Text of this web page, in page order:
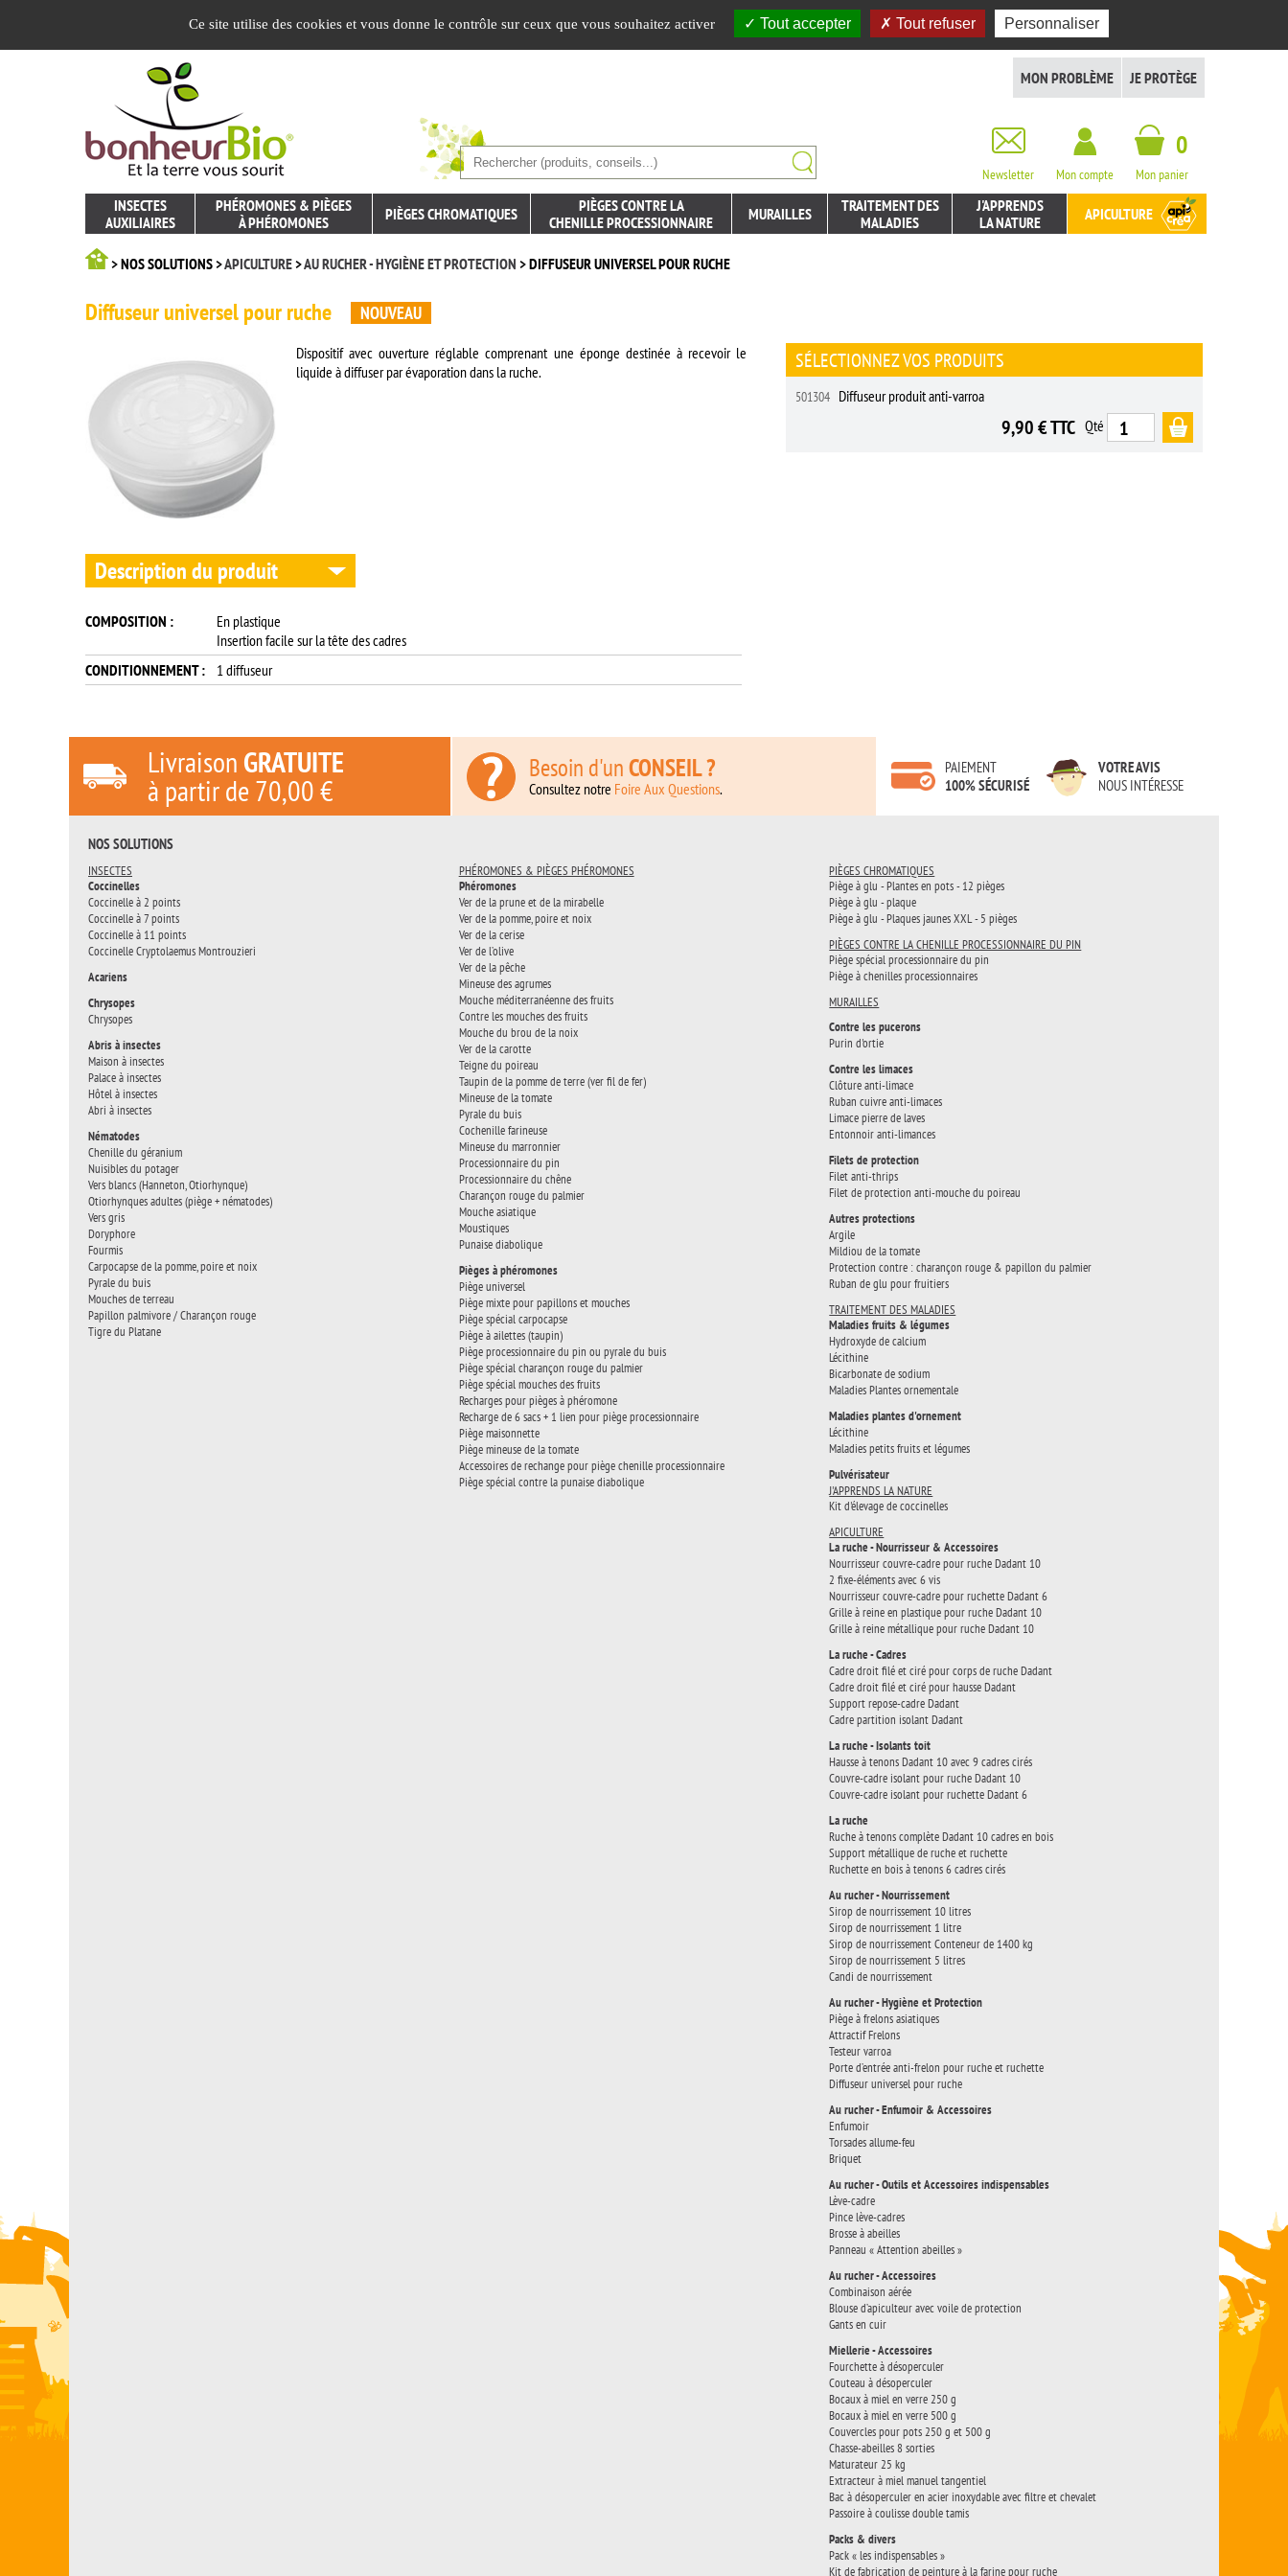
Newsletter Mon compte Mon panier
0
INSECTES
AUXILIAIRES
PHÉROMONES & PIÈGES
À PHÉROMONES
PIÈGES CHROMATIQUES
PIÈGES CONTRE LA
CHENILLE PROCESSIONNAIRE
MURAILLES
TRAITEMENT DES
MALADIES
J'APPRENDS
LA NATURE
APICULTURE
MON PROBLÈME JE PROTÈGE
> NOS SOLUTIONS >APICULTURE>AU RUCHER - HYGIÈNE ET PROTECTION > DIFFUSEUR UNIVERSEL POUR RUCHE
Diffuseur universel pour ruche NOUVEAU
Dispositif avec ouverture réglable comprenant une éponge destinée à recevoir le
liquide à diffuser par évaporation dans la ruche.
SÉLECTIONNEZ VOS PRODUITS
501304 Diffuseur produit anti-varroa
9,90 € TTC Qté
Description du produit
COMPOSITION :
En plastique
Insertion facile sur la tête des cadres
CONDITIONNEMENT :
1 diffuseur
Livraison GRATUITE
à partir de 70,00 €
Besoin d'unCONSEIL ?
Consultez notre Foire Aux Questions.
PAIEMENT
100% SÉCURISÉ
VOTRE AVIS
NOUS INTÉRESSE
NOS SOLUTIONS
INSECTES
Coccinelles
Coccinelle à 2 points
Coccinelle à 7 points
Coccinelle à 11 points
Coccinelle Cryptolaemus Montrouzieri
Acariens
Chrysopes
Chrysopes
Abris à insectes
Maison à insectes
Palace à insectes
Hôtel à insectes
Abri à insectes
Nématodes
Chenille du géranium
Nuisibles du potager
Vers blancs (Hanneton, Otiorhynque)
Otiorhynques adultes (piège + nématodes)
Vers gris
Doryphore
Fourmis
Carpocapse de la pomme, poire et noix
Pyrale du buis
Mouches de terreau
Papillon palmivore / Charançon rouge
Tigre du Platane
PHÉROMONES & PIÈGES PHÉROMONES
Phéromones
Ver de la prune et de la mirabelle
Ver de la pomme, poire et noix
Ver de la cerise
Ver de l’olive
Ver de la pêche
Mineuse des agrumes
Mouche méditerranéenne des fruits
Contre les mouches des fruits
Mouche du brou de la noix
Ver de la carotte
Teigne du poireau
Taupin de la pomme de terre (ver fil de fer)
Mineuse de la tomate
Pyrale du buis
Cochenille farineuse
Mineuse du marronnier
Processionnaire du pin
Processionnaire du chêne
Charançon rouge du palmier
Mouche asiatique
Moustiques
Punaise diabolique
Pièges à phéromones
Piège universel
Piège mixte pour papillons et mouches
Piège spécial carpocapse
Piège à ailettes (taupin)
Piège processionnaire du pin ou pyrale du buis
Piège spécial charançon rouge du palmier
Piège spécial mouches des fruits
Recharges pour pièges à phéromone
Recharge de 6 sacs + 1 lien pour piège processionnaire
Piège maisonnette
Piège mineuse de la tomate
Accessoires de rechange pour piège chenille processionnaire
Piège spécial contre la punaise diabolique
PIÈGES CHROMATIQUES
Piège à glu - Plantes en pots - 12 pièges
Piège à glu - plaque
Piège à glu - Plaques jaunes XXL - 5 pièges
PIÈGES CONTRE LA CHENILLE PROCESSIONNAIRE DU PIN
Piège spécial processionnaire du pin
Piège à chenilles processionnaires
MURAILLES
Contre les pucerons
Purin d'ortie
Contre les limaces
Clôture anti-limace
Ruban cuivre anti-limaces
Limace pierre de laves
Entonnoir anti-limances
Filets de protection
Filet anti-thrips
Filet de protection anti-mouche du poireau
Autres protections
Argile
Mildiou de la tomate
Protection contre : charançon rouge & papillon du palmier
Ruban de glu pour fruitiers
TRAITEMENT DES MALADIES
Maladies fruits & légumes
Hydroxyde de calcium
Lécithine
Bicarbonate de sodium
Maladies Plantes ornementale
Maladies plantes d'ornement
Lécithine
Maladies petits fruits et légumes
Pulvérisateur
J'APPRENDS LA NATURE
Kit d'élevage de coccinelles
APICULTURE
La ruche - Nourrisseur & Accessoires
Nourrisseur couvre-cadre pour ruche Dadant 10
2 fixe-éléments avec 6 vis
Nourrisseur couvre-cadre pour ruchette Dadant 6
Grille à reine en plastique pour ruche Dadant 10
Grille à reine métallique pour ruche Dadant 10
La ruche - Cadres
Cadre droit filé et ciré pour corps de ruche Dadant
Cadre droit filé et ciré pour hausse Dadant
Support repose-cadre Dadant
Cadre partition isolant Dadant
La ruche - Isolants toit
Hausse à tenons Dadant 10 avec 9 cadres cirés
Couvre-cadre isolant pour ruche Dadant 10
Couvre-cadre isolant pour ruchette Dadant 6
La ruche
Ruche à tenons complète Dadant 10 cadres en bois
Support métallique de ruche et ruchette
Ruchette en bois à tenons 6 cadres cirés
Au rucher - Nourrissement
Sirop de nourrissement 10 litres
Sirop de nourrissement 1 litre
Sirop de nourrissement Conteneur de 1400 kg
Sirop de nourrissement 5 litres
Candi de nourrissement
Au rucher - Hygiène et Protection
Piège à frelons asiatiques
Attractif Frelons
Testeur varroa
Porte d’entrée anti-frelon pour ruche et ruchette
Diffuseur universel pour ruche
Au rucher - Enfumoir & Accessoires
Enfumoir
Torsades allume-feu
Briquet
Au rucher - Outils et Accessoires indispensables
Lève-cadre
Pince lève-cadres
Brosse à abeilles
Panneau « Attention abeilles »
Au rucher - Accessoires
Combinaison aérée
Blouse d’apiculteur avec voile de protection
Gants en cuir
Miellerie - Accessoires
Fourchette à désoperculer
Couteau à désoperculer
Bocaux à miel en verre 250 g
Bocaux à miel en verre 500 g
Couvercles pour pots 250 g et 500 g
Chasse-abeilles 8 sorties
Maturateur 25 kg
Extracteur à miel manuel tangentiel
Bac à désoperculer en acier inoxydable avec filtre et chevalet
Passoire à coulisse double tamis
Packs & divers
Pack « les indispensables »
Kit de fabrication de peinture à la farine pour ruche
Ce site utilise des cookies et vous donne le contrôle sur ceux que vous souhaitez activer Tout accepter Tout refuser Personnaliser